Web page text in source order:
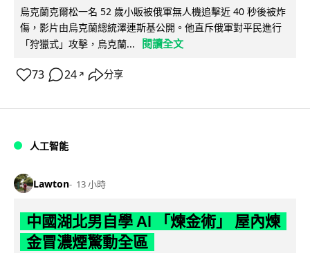
烏克蘭克爾松一名 52 歲小販被俄軍無人機追擊近 40 秒後被炸
傷，影片由烏克蘭總統澤連斯基公開。他直斥俄軍對平民進行
「狩獵式」攻擊，烏克蘭...
閱讀全文
73 24 ↗ 分享
人工智能
Lawton 13 小時
中國湖北男自學 AI 「煉金術」 屋內煉
金冒濃煙驚動全區